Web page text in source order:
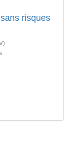
risques